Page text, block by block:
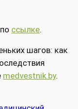
ссылке.
шагов: как
medvestnik.by.